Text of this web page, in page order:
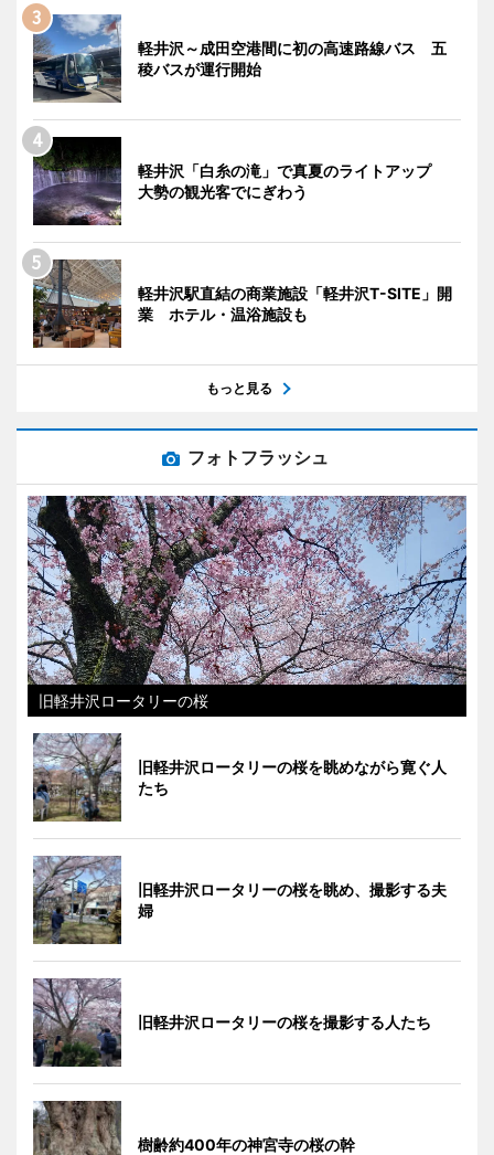
軽井沢～成田空港間に初の高速路線バス 五
稜バスが運行開始
軽井沢「白糸の滝」で真夏のライトアップ
大勢の観光客でにぎわう
軽井沢駅直結の商業施設「軽井沢T-SITE」開
業 ホテル・温浴施設も
もっと見る
フォトフラッシュ
旧軽井沢ロータリーの桜
旧軽井沢ロータリーの桜を眺めながら寛ぐ人
たち
旧軽井沢ロータリーの桜を眺め、撮影する夫
婦
旧軽井沢ロータリーの桜を撮影する人たち
樹齢約400年の神宮寺の桜の幹